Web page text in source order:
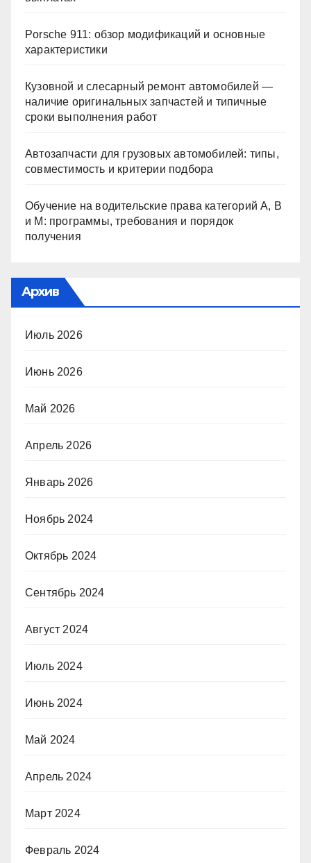
Porsche 911: обзор модификаций и основные
характеристики
Кузовной и слесарный ремонт автомобилей —
наличие оригинальных запчастей и типичные
сроки выполнения работ
Автозапчасти для грузовых автомобилей: типы,
совместимость и критерии подбора
Обучение на водительские права категорий A, B
и M: программы, требования и порядок
получения
Архив
Июль 2026
Июнь 2026
Май 2026
Апрель 2026
Январь 2026
Ноябрь 2024
Октябрь 2024
Сентябрь 2024
Август 2024
Июль 2024
Июнь 2024
Май 2024
Апрель 2024
Март 2024
Февраль 2024